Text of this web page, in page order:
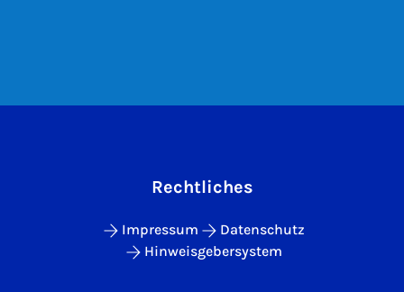
Rechtliches
Impressum
Datenschutz
Hinweisgebersystem